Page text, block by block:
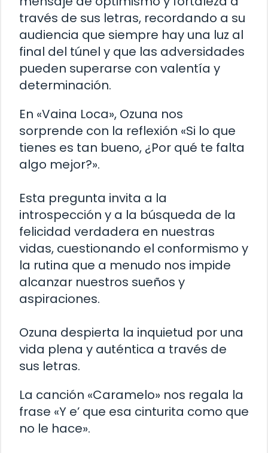
través de sus letras, recordando a su
audiencia que siempre hay una luz al
final del túnel y que las adversidades
pueden superarse con valentía y
determinación.
En «Vaina Loca», Ozuna nos
sorprende con la reflexión «Si lo que
tienes es tan bueno, ¿Por qué te falta
algo mejor?».
Esta pregunta invita a la
introspección y a la búsqueda de la
felicidad verdadera en nuestras
vidas, cuestionando el conformismo y
la rutina que a menudo nos impide
alcanzar nuestros sueños y
aspiraciones.
Ozuna despierta la inquietud por una
vida plena y auténtica a través de
sus letras.
La canción «Caramelo» nos regala la
frase «Y e’ que esa cinturita como que
no le hace».